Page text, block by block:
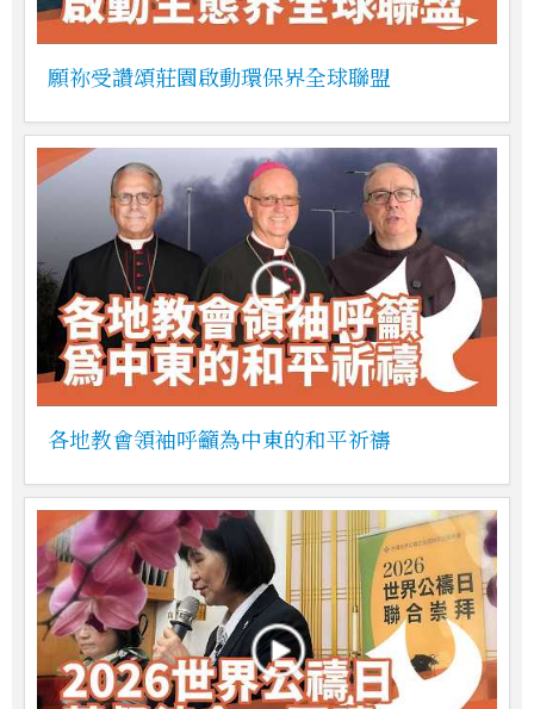
願祢受讚頌莊園啟動環保界全球聯盟
各地教會領袖呼籲為中東的和平祈禱